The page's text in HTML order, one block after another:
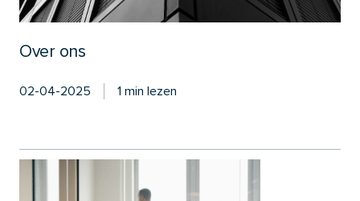
Over ons
02-04-2025 1 min lezen